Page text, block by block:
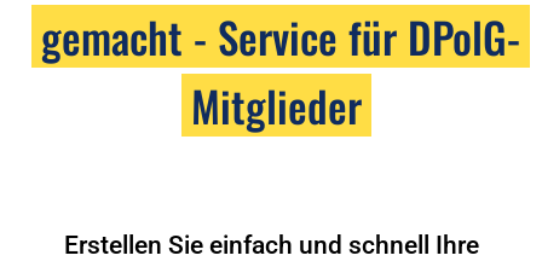
gemacht - Service für DPolG-
Mitglieder
Erstellen Sie einfach und schnell Ihre